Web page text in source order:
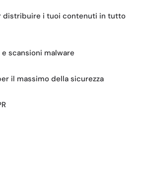
distribuire i tuoi contenuti in tutto
e scansioni malware
il massimo della sicurezza